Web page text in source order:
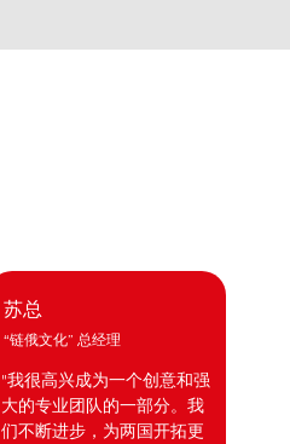
“链俄文化” 总经理
苏总
"我很高兴成为一个创意和强
大的专业团队的一部分。我
们不断进步，为两国开拓更